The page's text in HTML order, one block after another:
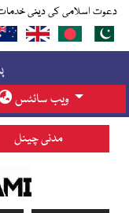
دعوت اسلامی کی دینی
ویب سائٹس
مدنی چینل